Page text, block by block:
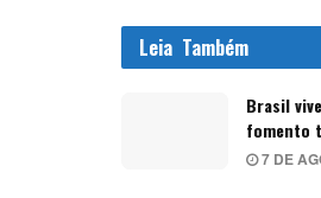
Leia Também
Brasil
fomento
7 DE